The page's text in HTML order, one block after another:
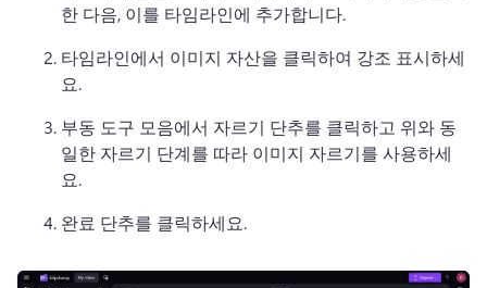
한 다음, 이를 타임라인에 추가합니다.
타임라인에서 이미지 자산을 클릭하여 강조 표시하세
요.
부동 도구 모음에서 자르기 단추를 클릭하고 위와 동
일한 자르기 단계를 따라 이미지 자르기를 사용하세
요.
완료 단추를 클릭하세요.